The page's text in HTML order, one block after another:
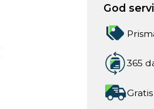
God
365